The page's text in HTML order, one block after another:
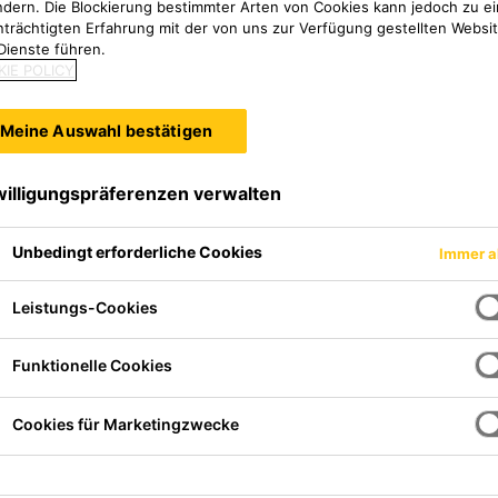
Verstärkung von Sikagard
an
Die Blockierung bestimmter Arten von Cookies kann jedoch zu
Erfahrung mit der von uns zur Verfügung gestellten
führen.
POLICY
Meine Auswahl bestätigen
verwalten
Unbedingt erforderliche Cookies Immer
Leistungs-Cookies
Funktionelle Cookies
Cookies für Marketingzwecke